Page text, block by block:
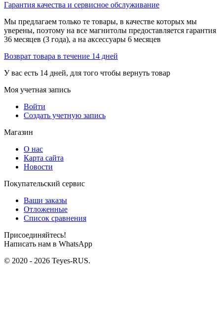
Гарантия качества и сервисное обслуживание
Мы предлагаем только те товары, в качестве которых мы
уверены, поэтому на все магнитолы предоставляется гарантия
36 месяцев (3 года), а на аксессуары 6 месяцев
Возврат товара в течение 14 дней
У вас есть 14 дней, для того чтобы вернуть товар
Моя учетная запись
Войти
Создать учетную запись
Магазин
О нас
Карта сайта
Новости
Покупательский сервис
Ваши заказы
Отложенные
Список сравнения
Присоединяйтесь!
Написать нам в WhatsApp
© 2020 - 2026 Teyes-RUS.